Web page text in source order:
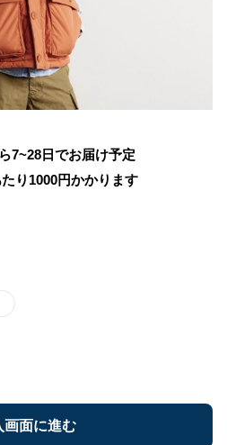
7~28日でお届け予定
り 1000円かかります
画面に進む